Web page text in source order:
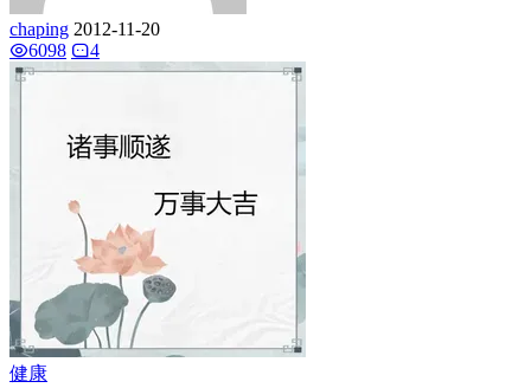
chaping 2012-11-20
6098
4
健康